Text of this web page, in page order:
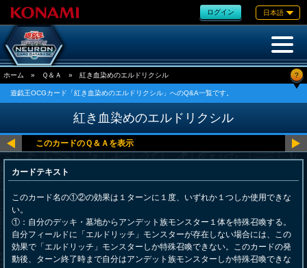
ログイン 日本語
ホーム » Ｑ＆Ａ » 紅き血染めのエルドリクシル ?
遊戯王OCGカード「紅き血染めのエルドリクシル」へのQ&A一覧です。
紅き血染めのエルドリクシル
カードテキスト
このカード名の①②の効果は１ターンに１度、いずれか１つしか使用できな
い。
①：自分のデッキ・墓地からアンデット族モンスター１体を特殊召喚する。
自分フィールドに「エルドリッチ」モンスターが存在しない場合には、この
効果で「エルドリッチ」モンスターしか特殊召喚できない。このカードの発
動後、ターン終了時まで自分はアンデット族モンスターしか特殊召喚できな